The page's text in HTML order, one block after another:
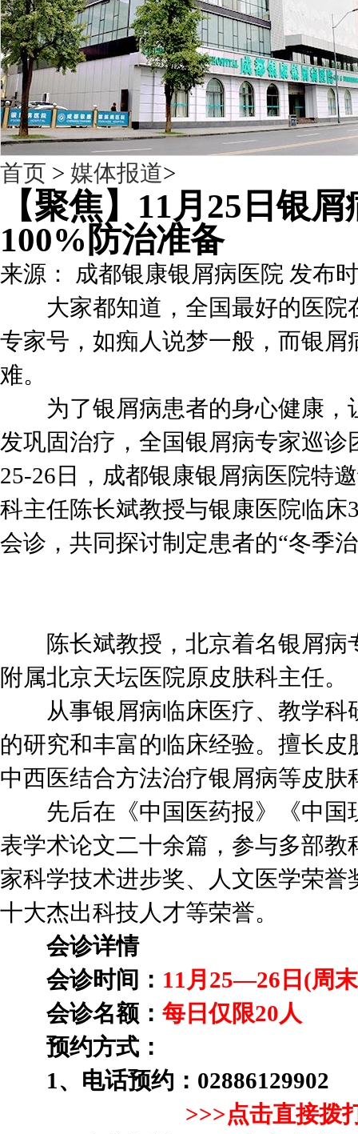
首页 > 媒体报道>
【聚焦】11月25日银
100%防治准备
来源： 成都银康银屑病医院 发布
大家都知道，全国最好的医院
专家号，如痴人说梦一般，而银
难。
为了银屑病患者的身心健康，
发巩固治疗，全国银屑病专家巡
25-26日，成都银康银屑病医院特
科主任陈长斌教授与银康医院临
会诊，共同探讨制定患者的“冬季
陈长斌教授，北京着名银屑病
附属北京天坛医院原皮肤科主任。
从事银屑病临床医疗、教学科
的研究和丰富的临床经验。擅长
中西医结合方法治疗银屑病等皮肤
先后在《中国医药报》《中国
表学术论文二十余篇，参与多部
家科学技术进步奖、人文医学荣
十大杰出科技人才等荣誉。
会诊详情
会诊时间： 11月25—26日(周
会诊名额： 每日仅限20人
预约方式：
1、电话预约：02886129902
>>>点击直接拨